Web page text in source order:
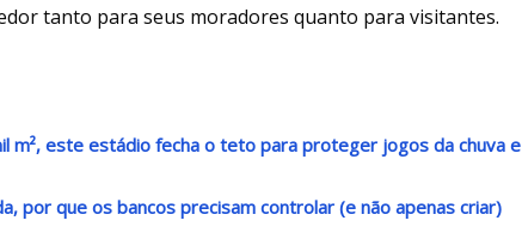
tanto para seus moradores quanto para visitantes.
m², este estádio fecha o teto para proteger jogos da chuva e
por que os bancos precisam controlar (e não apenas criar)